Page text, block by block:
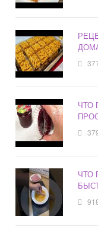
ЧТО
ЧТО